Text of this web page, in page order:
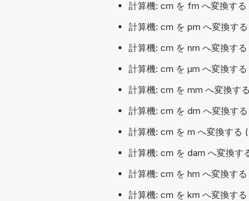
計算機: cm を fm へ変換す
計算機: cm を pm へ変換す
計算機: cm を nm へ変換す
計算機: cm を µm へ変換す
計算機: cm を mm へ変換す
計算機: cm を dm へ変換す
計算機: cm を m へ変換する
計算機: cm を dam へ変換す
計算機: cm を hm へ変換す
計算機: cm を km へ変換す